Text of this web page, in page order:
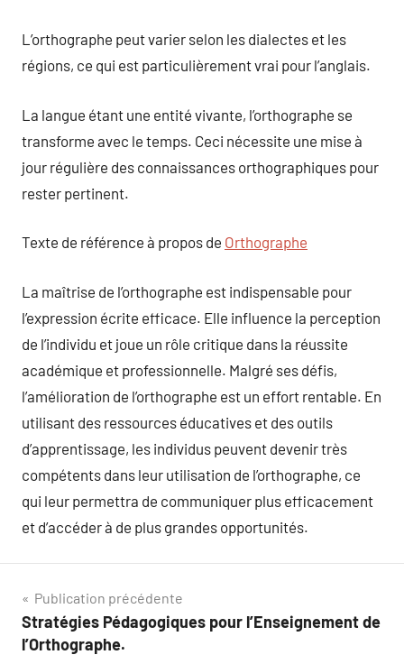
L’orthographe peut varier selon les dialectes et les
régions, ce qui est particulièrement vrai pour l’anglais.
La langue étant une entité vivante, l’orthographe se
transforme avec le temps. Ceci nécessite une mise à
jour régulière des connaissances orthographiques pour
rester pertinent.
Texte de référence à propos de Orthographe
La maîtrise de l’orthographe est indispensable pour
l’expression écrite efficace. Elle influence la perception
de l’individu et joue un rôle critique dans la réussite
académique et professionnelle. Malgré ses défis,
l’amélioration de l’orthographe est un effort rentable. En
utilisant des ressources éducatives et des outils
d’apprentissage, les individus peuvent devenir très
compétents dans leur utilisation de l’orthographe, ce
qui leur permettra de communiquer plus efficacement
et d’accéder à de plus grandes opportunités.
Navigation
de
Publication précédente
Stratégies Pédagogiques pour l’Enseignement de
l’Orthographe.